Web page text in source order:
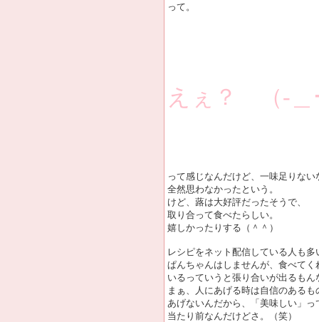
って。
えぇ？ （-＿
って感じなんだけど、一味足りない
全然思わなかったという。
けど、蕗は大好評だったそうで、
取り合って食べたらしい。
嬉しかったりする（＾＾）
レシピをネット配信している人も多
ぱんちゃんはしませんが、食べてく
いるっていうと張り合いが出るもん
まぁ、人にあげる時は自信のあるも
あげないんだから、「美味しい」っ
当たり前なんだけどさ。（笑）